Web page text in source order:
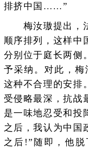
排挤中国……”
梅汝璈提出，法
顺序排列，这样中
分别位于庭长两侧
予采纳。对此，梅
这种不合理的安排
受侵略最深，抗战
是一味地忍受和投
之后，我认为中国
之后!”随即，他